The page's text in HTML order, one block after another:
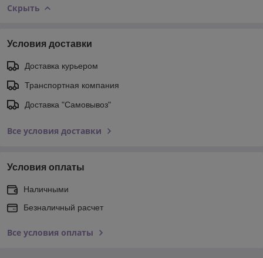
Скрыть
Условия доставки
Доставка курьером
Транспортная компания
Доставка "Самовывоз"
Все условия доставки
Условия оплаты
Наличными
Безналичный расчет
Все условия оплаты